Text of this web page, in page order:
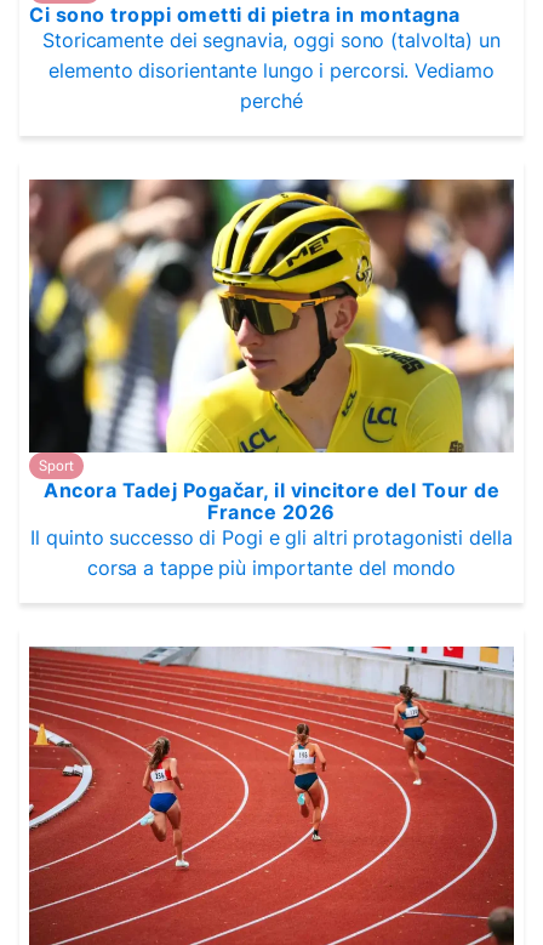
Ci sono troppi ometti di pietra in montagna
Storicamente dei segnavia, oggi sono (talvolta) un
elemento disorientante lungo i percorsi. Vediamo
perché
Sport
Ancora Tadej Pogačar, il vincitore del Tour de
France 2026
Il quinto successo di Pogi e gli altri protagonisti della
corsa a tappe più importante del mondo